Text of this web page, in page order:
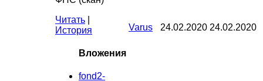
Читать
История
Вложения
fond2-
Varus 24.02.2020 24.02.2020